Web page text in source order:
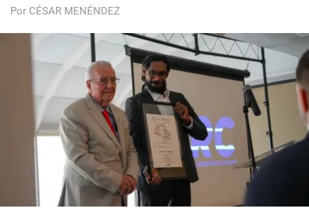
Por CÉSAR MENÉNDEZ